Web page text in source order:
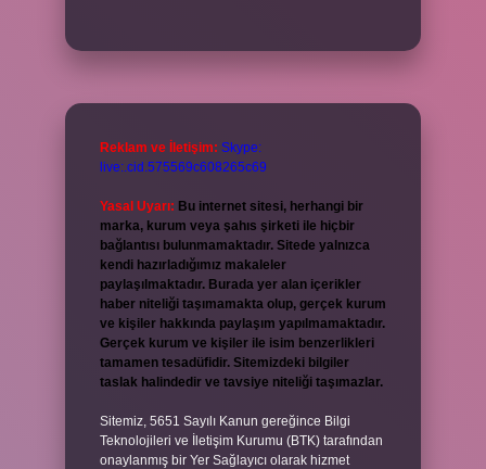
Reklam ve İletişim: Skype:
live:.cid.575569c608265c69
Yasal Uyarı: Bu internet sitesi, herhangi bir
marka, kurum veya şahıs şirketi ile hiçbir
bağlantısı bulunmamaktadır. Sitede yalnızca
kendi hazırladığımız makaleler
paylaşılmaktadır. Burada yer alan içerikler
haber niteliği taşımamakta olup, gerçek kurum
ve kişiler hakkında paylaşım yapılmamaktadır.
Gerçek kurum ve kişiler ile isim benzerlikleri
tamamen tesadüfidir. Sitemizdeki bilgiler
taslak halindedir ve tavsiye niteliği taşımazlar.
Sitemiz, 5651 Sayılı Kanun gereğince Bilgi
Teknolojileri ve İletişim Kurumu (BTK) tarafından
onaylanmış bir Yer Sağlayıcı olarak hizmet